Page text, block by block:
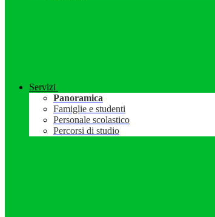
Servizi
Panoramica
Famiglie e studenti
Personale scolastico
Percorsi di studio